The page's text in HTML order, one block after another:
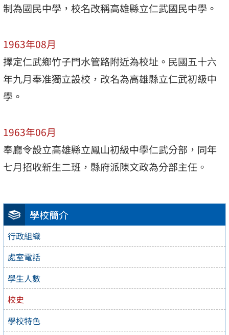
學校簡介
行政組織
處室電話
學生人數
校史
學校特色
制為國民中學，校名改稱高雄縣立仁武國民中學。
1963年08月
擇定仁武鄉竹子門水管路附近為校址。民國五十六
年九月奉准獨立設校，改名為高雄縣立仁武初級中
學。
1963年06月
奉廳令設立高雄縣立鳳山初級中學仁武分部，同年
七月招收新生二班，縣府派陳文政為分部主任。